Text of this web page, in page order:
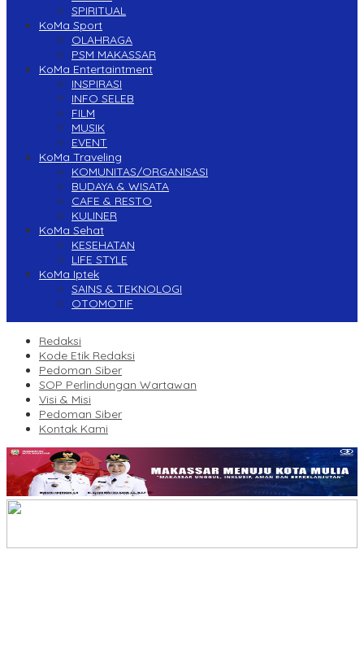
SPIRITUAL
KoMa Sport
OLAHRAGA
PSM MAKASSAR
KoMa Entertaintment
INSPIRASI
INFO SELEB
FILM
MUSIK
EVENT
KoMa Traveling
KOMUNITAS/ORGANISASI
BUDAYA & WISATA
CAFE & RESTO
KULINER
KoMa Sehat
KESEHATAN
LIFE STYLE
KoMa Iptek
SAINS & TEKNOLOGI
OTOMOTIF
Redaksi
Kode Etik Redaksi
Pedoman Siber
SOP Perlindungan Wartawan
Visi & Misi
Pedoman Siber
Kontak Kami